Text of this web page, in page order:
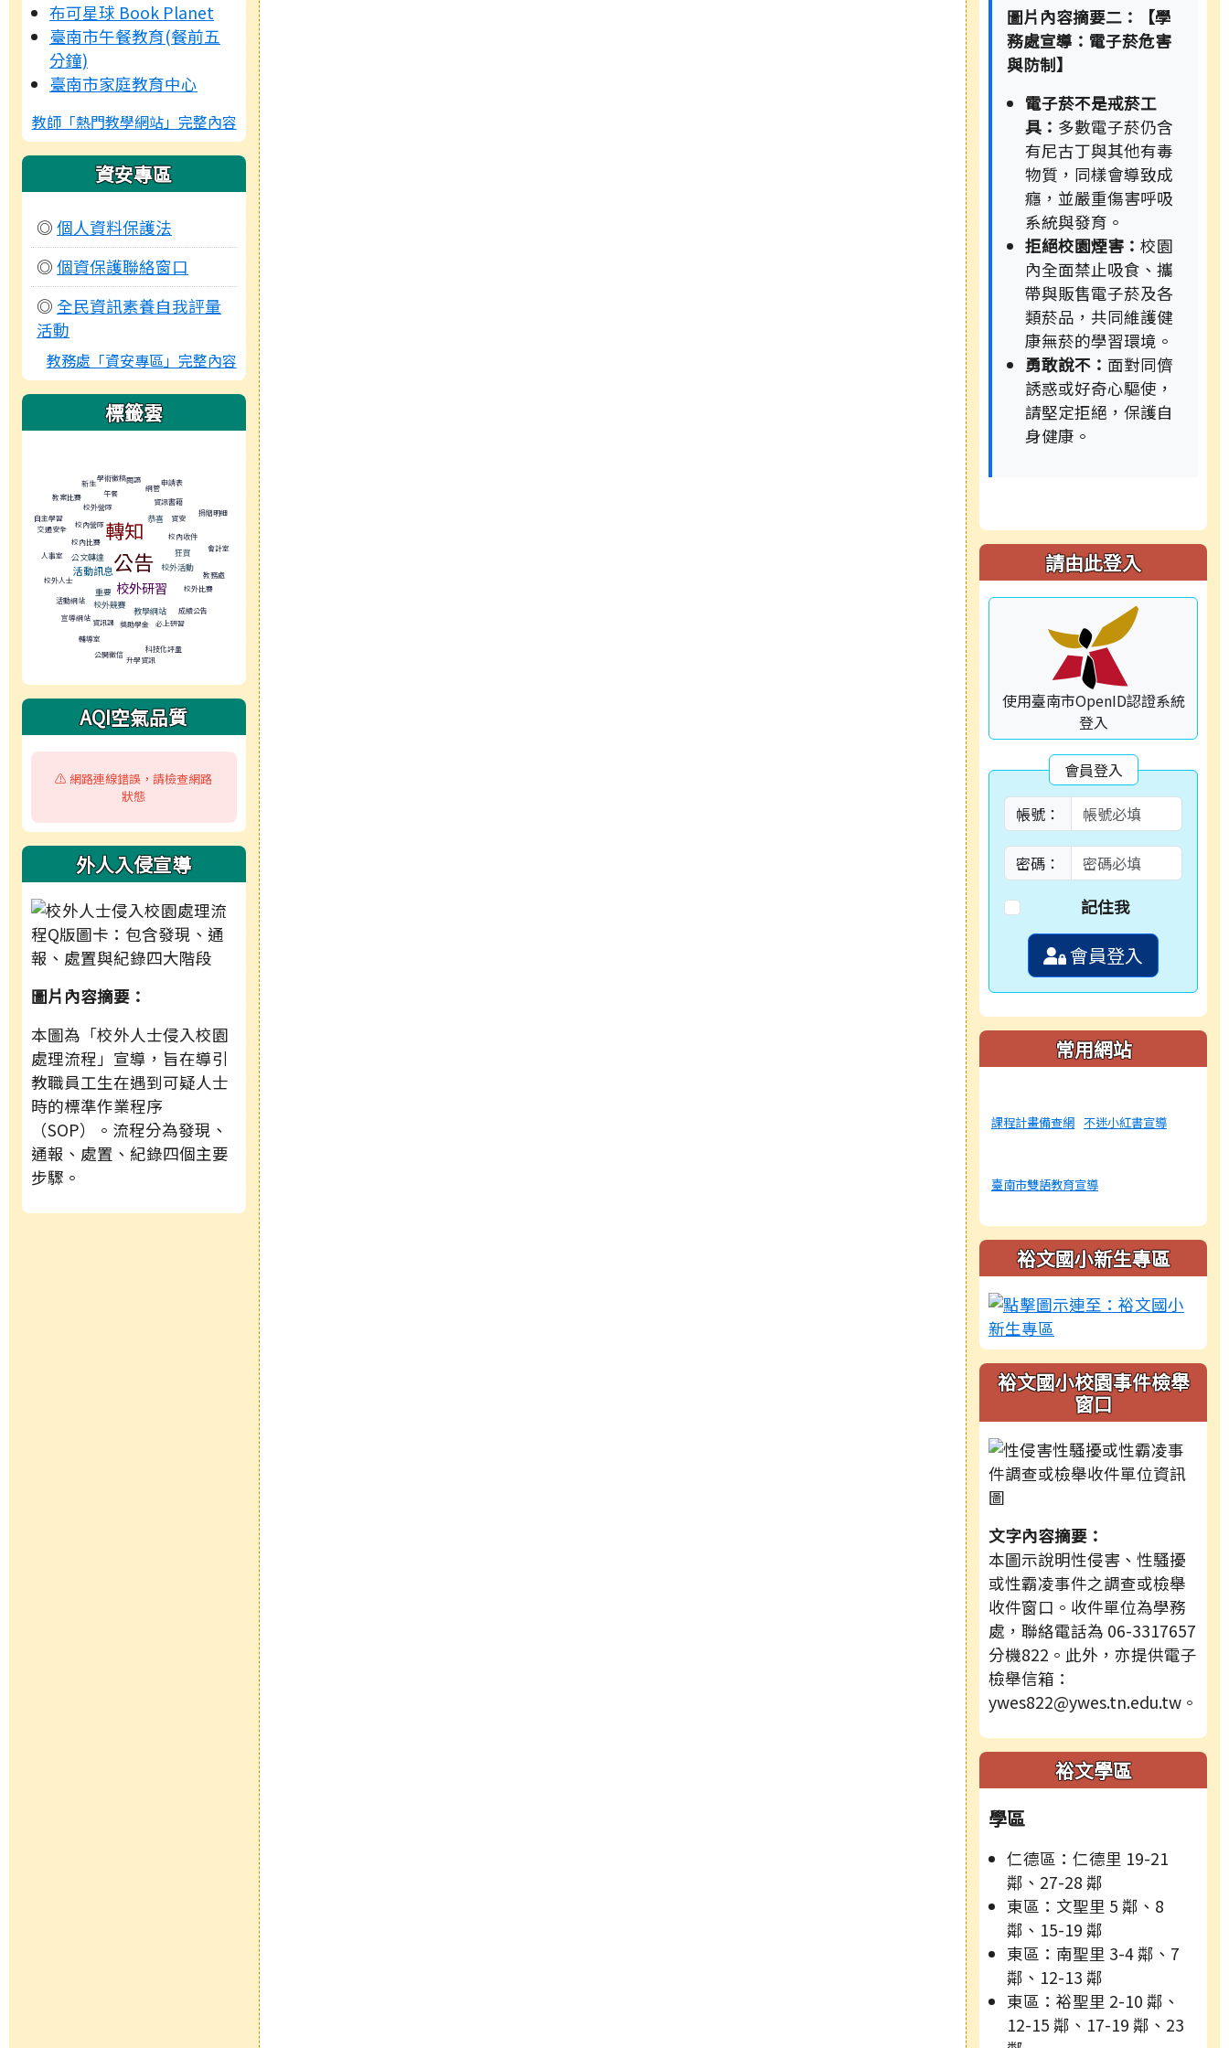
布可星球 Book Planet
臺南市午餐教育(餐前五
分鐘)
臺南市家庭教育中心
教師「熱門教學網站」完整內容
資安專區
◎ 個人資料保護法
◎ 個資保護聯絡窗口
◎ 全民資訊素養自我評量
活動
教務處「資安專區」完整內容
標籤雲
新生
學術徵稿
教案比賽
校外營隊
午餐
閱讀
網管
申請表
自主學習 轉知 恭喜
資訊書籍
交通安全
人事室 公文轉達
校內比賽
校內營隊
捐贈明細
活動訊息公告
校內收件
資安
狂賀 會計室
校外人士
活動網站
校外研習
校外活動
校外競賽
重要 校外比賽
教務處
宣導網站 資訊課 獎助學金
教學網站
必上研習
成績公告
輔導室
公開徵信
升學資訊
科技化評量
AQI空氣品質
⚠️ 網路連線錯誤，請檢查網路
狀態
外人入侵宣導
圖片內容摘要：
本圖為「校外人士侵入校園
處理流程」宣導，旨在導引
教職員工生在遇到可疑人士
時的標準作業程序
（SOP）。流程分為發現、
通報、處置、紀錄四個主要
步驟。
圖片內容摘要二：【學
務處宣導：電子菸危害
與防制】
電子菸不是戒菸工
具： 多數電子菸仍含
有尼古丁與其他有毒
物質，同樣會導致成
癮，並嚴重傷害呼吸
系統與發育。
拒絕校園煙害： 校園
內全面禁止吸食、攜
帶與販售電子菸及各
類菸品，共同維護健
康無菸的學習環境。
勇敢說不： 面對同儕
誘惑或好奇心驅使，
請堅定拒絕，保護自
身健康。
請由此登入
使用臺南市OpenID認證系統
登入
會員登入
帳號：
密碼：
記住我
會員登入
常用網站
課程計畫備查網 不迷小紅書宣導
臺南市雙語教育宣導
裕文國小新生專區
裕文國小校園事件檢舉
窗口
文字內容摘要：
本圖示說明性侵害、性騷擾
或性霸凌事件之調查或檢舉
收件窗口。收件單位為學務
處，聯絡電話為 06-3317657
分機822。此外，亦提供電子
檢舉信箱：
ywes822@ywes.tn.edu.tw。
裕文學區
學區
仁德區：仁德里 19-21
鄰、27-28 鄰
東區：文聖里 5 鄰、8
鄰、15-19 鄰
東區：南聖里 3-4 鄰、7
鄰、12-13 鄰
東區：裕聖里 2-10 鄰、
12-15 鄰、17-19 鄰、23